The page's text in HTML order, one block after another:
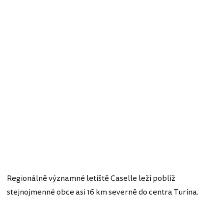
Regionálně významné letiště Caselle leží poblíž
stejnojmenné obce asi 16 km severně do centra Turína.